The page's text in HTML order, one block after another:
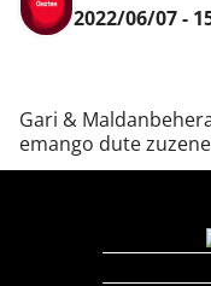
2022/06/07 -
Gari &
emango dute